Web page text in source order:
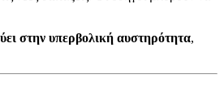
στην υπερβολική αυστηρότητα,